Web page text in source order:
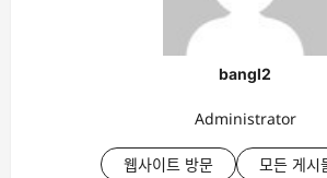
bangl2
Administrator
웹사이트 방문 모든 게시